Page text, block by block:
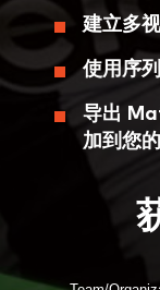
建立多
使用序
导出
加到您